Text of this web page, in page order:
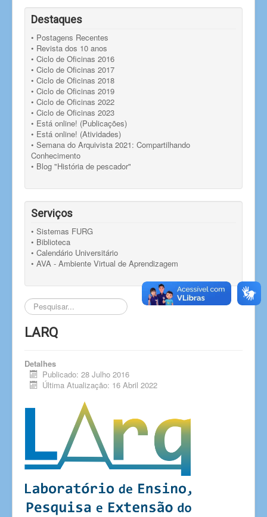
Destaques
• Postagens Recentes
• Revista dos 10 anos
• Ciclo de Oficinas 2016
• Ciclo de Oficinas 2017
• Ciclo de Oficinas 2018
• Ciclo de Oficinas 2019
• Ciclo de Oficinas 2022
• Ciclo de Oficinas 2023
• Está online! (Publicações)
• Está online! (Atividades)
• Semana do Arquivista 2021: Compartilhando
Conhecimento
• Blog "História de pescador"
Serviços
• Sistemas FURG
• Biblioteca
• Calendário Universitário
• AVA - Ambiente Virtual de Aprendizagem
Pesquisar...
LARQ
Detalhes
Publicado: 28 Julho 2016
Última Atualização: 16 Abril 2022